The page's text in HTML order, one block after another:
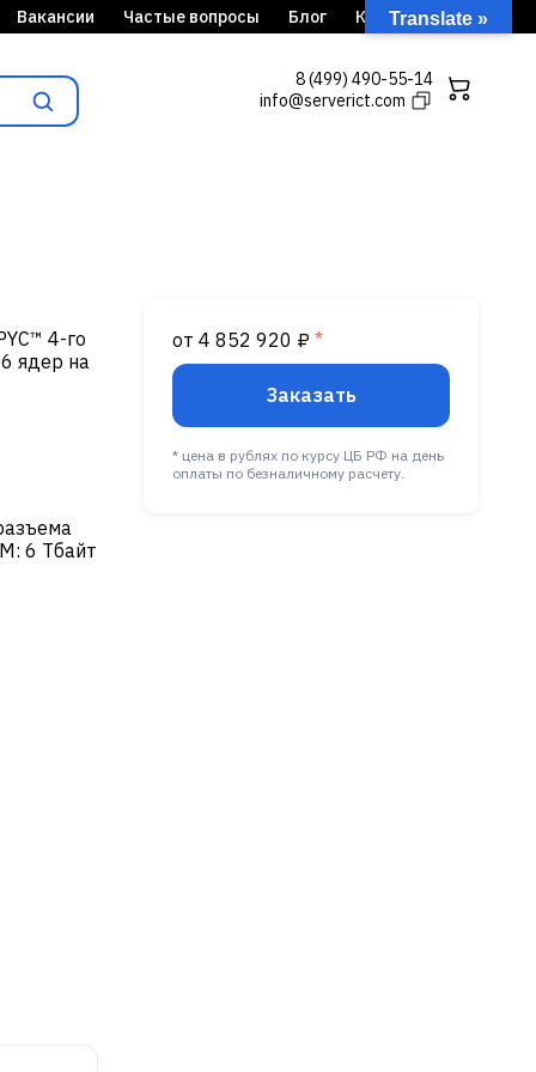
Вакансии Частые вопросы Блог Кейсы
8 (499) 490-55-14
info@serverict.com
4-го
ядер на
6 Тбайт
от 4 852 920 ₽ *
Заказать
* цена в рублях по курсу ЦБ РФ на день
оплаты по безналичному расчету.
Translate »